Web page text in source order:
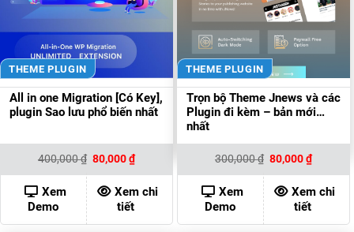
THEME PLUGIN
All in one Migration [Có Key],
plugin Sao lưu phổ biến nhất
400,000₫ Giá
gốc
là:
400,000 ₫.
80,000₫Giá
hiện
tại
là:
80,000 ₫.
Xem
Demo
Xem chi
tiết
THEME PLUGIN
Trọn bộ Theme Jnews và các
Plugin đi kèm – bản mới
nhất
300,000₫ Giá
gốc
là:
300,000 ₫.
80,000₫Giá
hiện
tại
là:
80,000
Xem
Demo
Xem chi
tiết